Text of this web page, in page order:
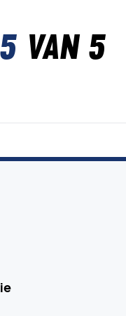
5van 5